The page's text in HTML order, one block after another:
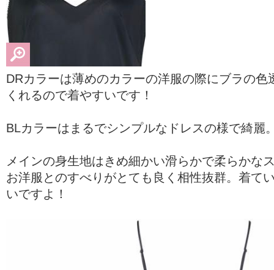
DRカラーは薄めのカラーの洋服の際にブラの色
くれるので着やすいです！
BLカラーはまるでシンプルなドレスの様で綺麗
メインの身生地はきめ細かい滑らかで柔らかな
お洋服とのすべりがとても良く相性抜群。着て
いですよ！